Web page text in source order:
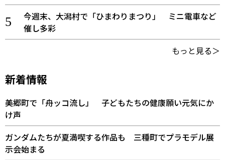
今週末、大潟村で「ひまわりまつり」 ミニ電車など
催し多彩
もっと見る＞
新着情報
美郷町で「舟ッコ流し」 子どもたちの健康願い元気にか
け声
ガンダムたちが夏満喫する作品も 三種町でプラモデル展
示会始まる